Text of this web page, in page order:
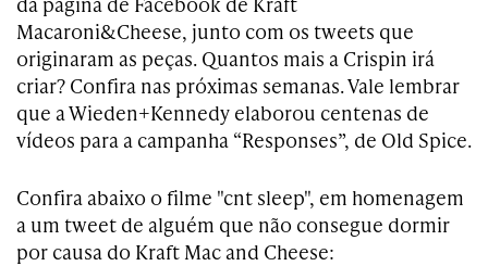
Macaroni&Cheese, junto com os tweets que
originaram as peças. Quantos mais a Crispin irá
criar? Confira nas próximas semanas. Vale lembrar
que a Wieden+Kennedy elaborou centenas de
vídeos para a campanha “Responses”, de Old Spice.
Confira abaixo o filme "cnt sleep", em homenagem
a um tweet de alguém que não consegue dormir
por causa do Kraft Mac and Cheese: